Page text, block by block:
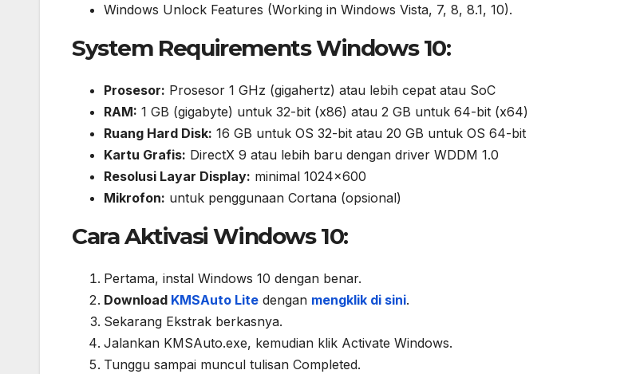
Windows Unlock Features (Working in Windows Vista, 7, 8, 8.1, 10).
System Requirements Windows 10:
Prosesor: Prosesor 1 GHz (gigahertz) atau lebih cepat atau SoC
RAM: 1 GB (gigabyte) untuk 32-bit (x86) atau 2 GB untuk 64-bit (x64)
Ruang Hard Disk: 16 GB untuk OS 32-bit atau 20 GB untuk OS 64-bit
Kartu Grafis: DirectX 9 atau lebih baru dengan driver WDDM 1.0
Resolusi Layar Display: minimal 1024×600
Mikrofon: untuk penggunaan Cortana (opsional)
Cara Aktivasi Windows 10:
Pertama, instal Windows 10 dengan benar.
Download KMSAuto Lite dengan mengklik di sini.
Sekarang Ekstrak berkasnya.
Jalankan KMSAuto.exe, kemudian klik Activate Windows.
Tunggu sampai muncul tulisan Completed.